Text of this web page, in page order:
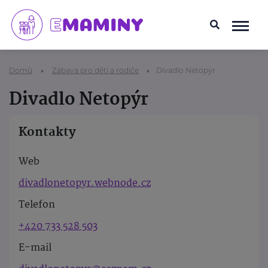
Domů Zábava pro děti a rodiče Divadlo Netopýr
Divadlo Netopýr
Kontakty
Web
divadlonetopyr.webnode.cz
Telefon
+420 733 528 503
E-mail